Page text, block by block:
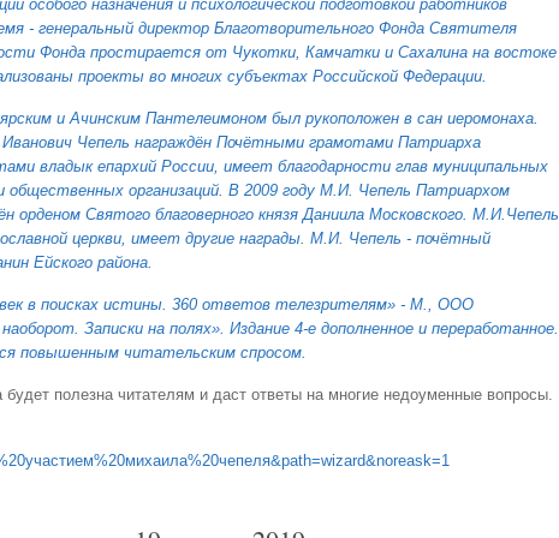
особого назначения и психологической подготовкой работников
- генеральный директор Благотворительного Фонда Святителя
Фонда простирается от Чукотки, Камчатки и Сахалина на востоке
проекты во многих субъектах Российской Федерации.
и Ачинским Пантелеимоном был рукоположен в сан иеромонаха.
Чепель награждён Почётными грамотами Патриарха
владык епархий России, имеет благодарности глав муниципальных
общественных организаций. В 2009 году М.И. Чепель Патриархом
орденом Святого благоверного князя Даниила Московского. М.И.Чепель
церкви, имеет другие награды. М.И. Чепель - почётный
Ейского района.
в поисках истины. 360 ответов телезрителям» - М., ООО
Записки на полях». Издание 4-е дополненное и переработанное.
повышенным читательским спросом.
полезна читателям и даст ответы на многие недоуменные вопросы.